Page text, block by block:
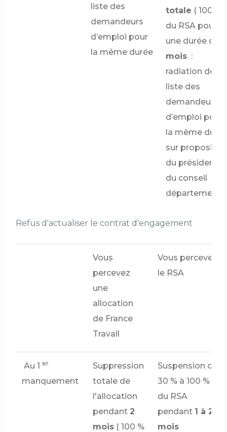
Refus d'actualiser le contrat d'engagement
liste des
demandeurs
d’emploi pour
la même durée
totale ( 100) %
du RSA pour
une durée de
mois :
radiation de la
liste des
demandeurs
d’emploi pour
la même
sur
du président
du conseil
Vous
percevez
une
allocation
de France
Travail
Vous percevez
le RSA
Au 1 er
manquement
Suppression
totale de
l'allocation
pendant 2
mois ( 100 %
Suspension de
30 % à 100 %
du RSA
pendant 1 à 2
mois